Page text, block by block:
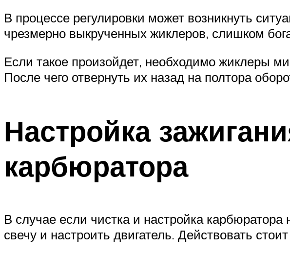
В процессе регулировки может возникнуть
чрезмерно выкрученных жиклеров, слишком
Если такое произойдет, необходимо жиклеры
После чего отвернуть их назад на полтора
Настройка
карбюратора
В случае если чистка и настройка
свечу и настроить двигатель. Действовать